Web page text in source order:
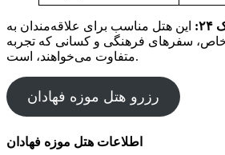
این هتل مناسب برای علاقه‌مندان به
خاص، سفرهای فرهنگی و کسانی که تجربه
متفاوت می‌خواهند، است.
رزرو هتل موزه فهادان
اطلاعات هتل موزه فهادان